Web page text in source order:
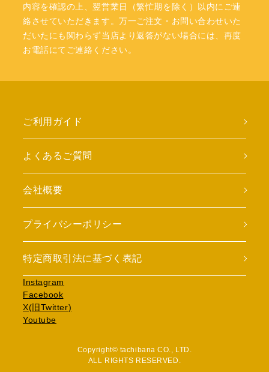
内容を確認の上、翌営業日（繁忙期を除く）以内にご連
絡させていただきます。万一ご注文・お問い合わせいた
だいたにも関わらず当店より返答がない場合には、再度
お電話にてご連絡ください。
ご利用ガイド
よくあるご質問
会社概要
プライバシーポリシー
特定商取引法に基づく表記
Instagram
Facebook
X(旧Twitter)
Youtube
Copyright© tachibana CO., LTD.
ALL RIGHTS RESERVED.